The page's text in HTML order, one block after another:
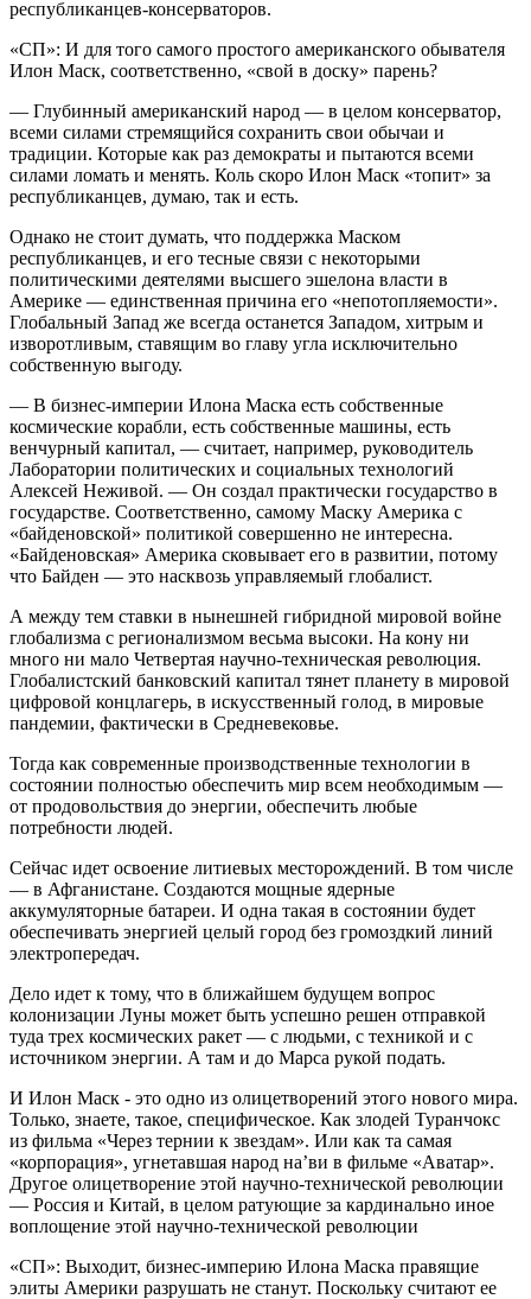
республиканцев-консерваторов.
«СП»: И для того самого простого американского обывателя
Илон Маск, соответственно, «свой в доску» парень?
— Глубинный американский народ — в целом консерватор,
всеми силами стремящийся сохранить свои обычаи и
традиции. Которые как раз демократы и пытаются всеми
силами ломать и менять. Коль скоро Илон Маск «топит» за
республиканцев, думаю, так и есть.
Однако не стоит думать, что поддержка Маском
республиканцев, и его тесные связи с некоторыми
политическими деятелями высшего эшелона власти в
Америке — единственная причина его «непотопляемости».
Глобальный Запад же всегда останется Западом, хитрым и
изворотливым, ставящим во главу угла исключительно
собственную выгоду.
— В бизнес-империи Илона Маска есть собственные
космические корабли, есть собственные машины, есть
венчурный капитал, — считает, например, руководитель
Лаборатории политических и социальных технологий
Алексей Неживой. — Он создал практически государство в
государстве. Соответственно, самому Маску Америка с
«байденовской» политикой совершенно не интересна.
«Байденовская» Америка сковывает его в развитии, потому
что Байден — это насквозь управляемый глобалист.
А между тем ставки в нынешней гибридной мировой войне
глобализма с регионализмом весьма высоки. На кону ни
много ни мало Четвертая научно-техническая революция.
Глобалистский банковский капитал тянет планету в мировой
цифровой концлагерь, в искусственный голод, в мировые
пандемии, фактически в Средневековье.
Тогда как современные производственные технологии в
состоянии полностью обеспечить мир всем необходимым —
от продовольствия до энергии, обеспечить любые
потребности людей.
Сейчас идет освоение литиевых месторождений. В том числе
— в Афганистане. Создаются мощные ядерные
аккумуляторные батареи. И одна такая в состоянии будет
обеспечивать энергией целый город без громоздкий линий
электропередач.
Дело идет к тому, что в ближайшем будущем вопрос
колонизации Луны может быть успешно решен отправкой
туда трех космических ракет — с людьми, с техникой и с
источником энергии. А там и до Марса рукой подать.
И Илон Маск ­- это одно из олицетворений этого нового мира.
Только, знаете, такое, специфическое. Как злодей Туранчокс
из фильма «Через тернии к звездам». Или как та самая
«корпорация», угнетавшая народ на’ви в фильме «Аватар».
Другое олицетворение этой научно-технической революции
— Россия и Китай, в целом ратующие за кардинально иное
воплощение этой научно-технической революции
«СП»: Выходит, бизнес-империю Илона Маска правящие
элиты Америки разрушать не станут. Поскольку считают ее